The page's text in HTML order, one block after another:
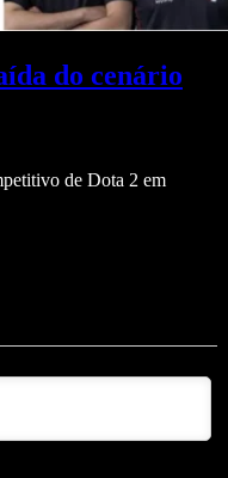
do cenário
de Dota 2 em